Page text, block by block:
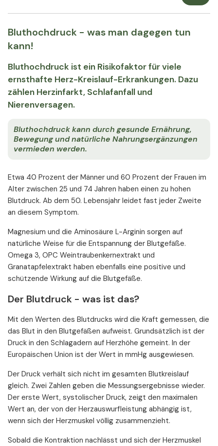
Bluthochdruck - was man dagegen tun
kann!
Bluthochdruck ist ein Risikofaktor für viele
ernsthafte Herz-Kreislauf-Erkrankungen. Dazu
zählen Herzinfarkt, Schlafanfall und
Nierenversagen.
Bluthochdruck kann durch gesunde Ernährung,
Bewegung und natürliche Nahrungsergänzungen
vermieden werden.
Etwa 40 Prozent der Männer und 60 Prozent der Frauen im
Alter zwischen 25 und 74 Jahren haben einen zu hohen
Blutdruck. Ab dem 50. Lebensjahr leidet fast jeder Zweite
an diesem Symptom.
Magnesium und die Aminosäure L-Arginin sorgen auf
natürliche Weise für die Entspannung der Blutgefäße.
Omega 3, OPC Weintraubenkernextrakt und
Granatapfelextrakt haben ebenfalls eine positive und
schützende Wirkung auf die Blutgefäße.
Der Blutdruck - was ist das?
Mit den Werten des Blutdrucks wird die Kraft gemessen, die
das Blut in den Blutgefäßen aufweist. Grundsätzlich ist der
Druck in den Schlagadern auf Herzhöhe gemeint. In der
Europäischen Union ist der Wert in mmHg ausgewiesen.
Der Druck verhält sich nicht im gesamten Blutkreislauf
gleich. Zwei Zahlen geben die Messungsergebnisse wieder.
Der erste Wert, systolischer Druck, zeigt den maximalen
Wert an, der von der Herzauswurfleistung abhängig ist,
wenn sich der Herzmuskel völlig zusammenzieht.
Sobald die Kontraktion nachlässt und sich der Herzmuskel